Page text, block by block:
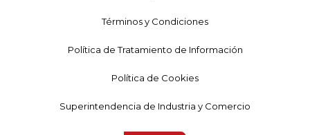
Términos y Condiciones
Política de Tratamiento de Información
Política de Cookies
Superintendencia de Industria y Comercio